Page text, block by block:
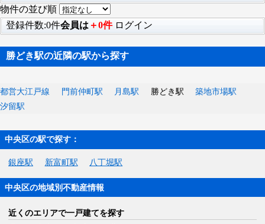
物件の並び順
登録件数:0件会員は ＋0件 ログイン
勝どき駅の近隣の駅から探す
都営大江戸線 門前仲町駅 月島駅 勝どき駅
築地市場駅
汐留駅
中央区の駅で探す：
銀座駅 新富町駅 八丁堀駅
中央区の地域別不動産情報
近くのエリアで一戸建てを探す